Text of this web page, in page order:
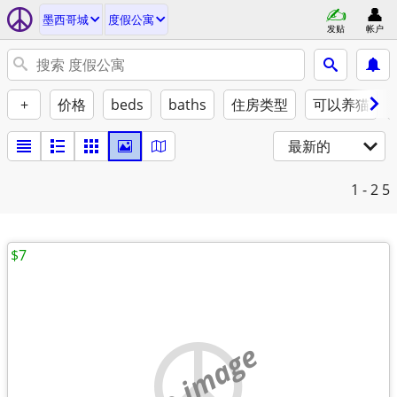
墨西哥城 度假公寓
发贴 帐户
+ 价格 beds baths 住房类型 可以养猫
最新的
1 - 2 5
$7